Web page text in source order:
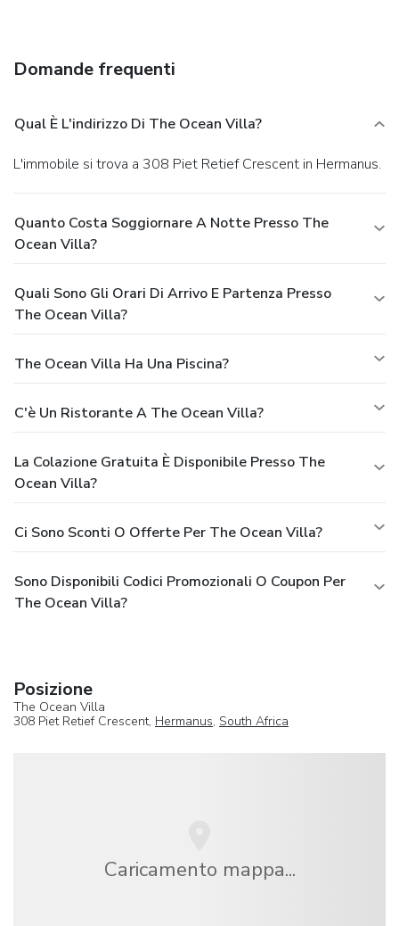
Domande frequenti
Qual È L'indirizzo Di The Ocean Villa?
L'immobile si trova a 308 Piet Retief Crescent in Hermanus.
Quanto Costa Soggiornare A Notte Presso The
Ocean Villa?
Quali Sono Gli Orari Di Arrivo E Partenza Presso
The Ocean Villa?
The Ocean Villa Ha Una Piscina?
C'è Un Ristorante A The Ocean Villa?
La Colazione Gratuita È Disponibile Presso The
Ocean Villa?
Ci Sono Sconti O Offerte Per The Ocean Villa?
Sono Disponibili Codici Promozionali O Coupon Per
The Ocean Villa?
Posizione
The Ocean Villa
308 Piet Retief Crescent, Hermanus, South Africa
Caricamento mappa...